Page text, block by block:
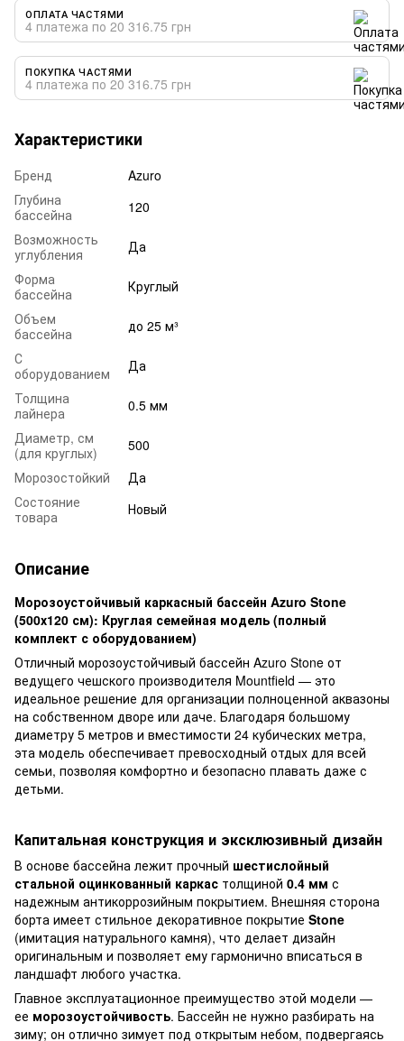
ОПЛАТА ЧАСТЯМИ
4 платежа по 20 316.75 грн
ПОКУПКА ЧАСТЯМИ
4 платежа по 20 316.75 грн
Характеристики
Бренд
Azuro
Глубина
бассейна
120
Возможность
углубления
Да
Форма
бассейна
Круглый
Объем
бассейна
до 25 м³
С
оборудованием
Да
Толщина
лайнера
0.5 мм
Диаметр, см
(для круглых)
500
Морозостойкий
Да
Состояние
товара
Новый
Описание
Морозоустойчивый каркасный бассейн Azuro Stone
(500х120 см): Круглая семейная модель (полный
комплект с оборудованием)
Отличный морозоустойчивый бассейн Azuro Stone от
ведущего чешского производителя Mountfield — это
идеальное решение для организации полноценной аквазоны
на собственном дворе или даче. Благодаря большому
диаметру 5 метров и вместимости 24 кубических метра,
эта модель обеспечивает превосходный отдых для всей
семьи, позволяя комфортно и безопасно плавать даже с
детьми.
Капитальная конструкция и эксклюзивный дизайн
В основе бассейна лежит прочный шестислойный
стальной оцинкованный каркас толщиной 0.4 мм с
надежным антикоррозийным покрытием. Внешняя сторона
борта имеет стильное декоративное покрытие Stone
(имитация натурального камня), что делает дизайн
оригинальным и позволяет ему гармонично вписаться в
ландшафт любого участка.
Главное эксплуатационное преимущество этой модели —
ее морозоустойчивость. Бассейн не нужно разбирать на
зиму; он отлично зимует под открытым небом, подвергаясь